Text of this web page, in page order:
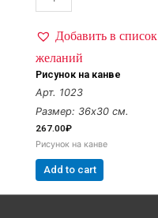
Добавить в список
желаний
Рисунок на канве
Арт. 1023
Размер: 36х30 см.
267.00₽
Рисунок на канве
Add to cart